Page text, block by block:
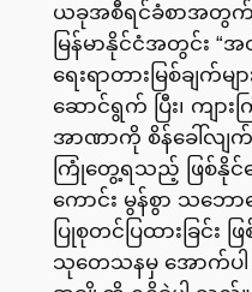
ယခုအစီရင်ခံစာအတွက်
မြန်မာနိုင်ငံအတွင်း “
ရေးရာတားမြစ်ချက်
ဆောင်ရွက် ပြီး၊ ကျား
အာဏာကို စိန်ခေါ်လျက်ရှိ
ကြုံတွေ့ရသည့် ဖြစ်နိုင်ခ
ကောင်း မွန်စွာ သဘေ
ပြုစုတင်ပြထားခြင်း
သုတေသနမှ အောက်ပ